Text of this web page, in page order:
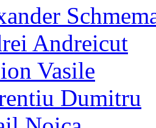
Andreicut
Vasile
Dumitru